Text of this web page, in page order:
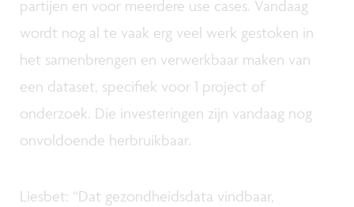
partijen en voor meerdere use cases. Vandaag
wordt nog al te vaak erg veel werk gestoken in
het samenbrengen en verwerkbaar maken van
een dataset, specifiek voor 1 project of
onderzoek. Die investeringen zijn vandaag nog
onvoldoende herbruikbaar.
Liesbet: “Dat gezondheidsdata vindbaar,